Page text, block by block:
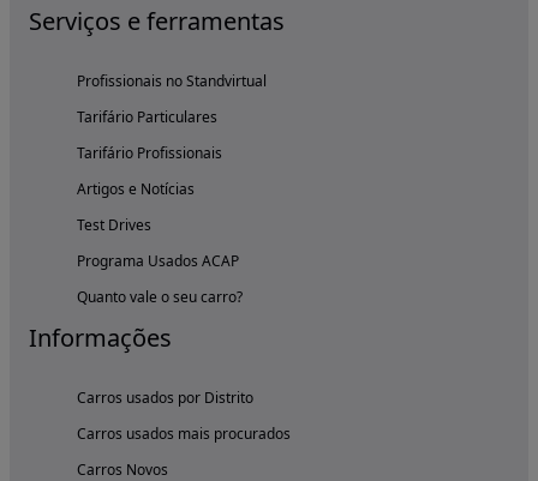
Serviços e ferramentas
Profissionais no Standvirtual
Tarifário Particulares
Tarifário Profissionais
Artigos e Notícias
Test Drives
Programa Usados ACAP
Quanto vale o seu carro?
Informações
Carros usados por Distrito
Carros usados mais procurados
Carros Novos